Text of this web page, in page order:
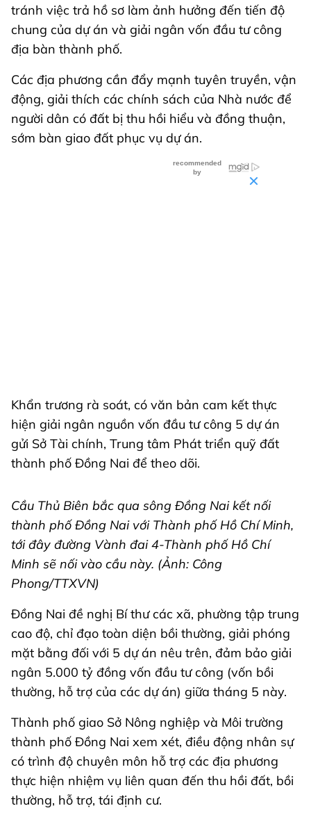
tránh việc trả hồ sơ làm ảnh hưởng đến tiến độ
chung của dự án và giải ngân vốn đầu tư công
địa bàn thành phố.
Các địa phương cần đẩy mạnh tuyên truyền, vận
động, giải thích các chính sách của Nhà nước để
người dân có đất bị thu hồi hiểu và đồng thuận,
sớm bàn giao đất phục vụ dự án.
Khẩn trương rà soát, có văn bản cam kết thực
hiện giải ngân nguồn vốn đầu tư công 5 dự án
gửi Sở Tài chính, Trung tâm Phát triển quỹ đất
thành phố Đồng Nai để theo dõi.
Cầu Thủ Biên bắc qua sông Đồng Nai kết nối
thành phố Đồng Nai với Thành phố Hồ Chí Minh,
tới đây đường Vành đai 4-Thành phố Hồ Chí
Minh sẽ nối vào cầu này. (Ảnh: Công
Phong/TTXVN)
Đồng Nai đề nghị Bí thư các xã, phường tập trung
cao độ, chỉ đạo toàn diện bồi thường, giải phóng
mặt bằng đối với 5 dự án nêu trên, đảm bảo giải
ngân 5.000 tỷ đồng vốn đầu tư công (vốn bồi
thường, hỗ trợ của các dự án) giữa tháng 5 này.
Thành phố giao Sở Nông nghiệp và Môi trường
thành phố Đồng Nai xem xét, điều động nhân sự
có trình độ chuyên môn hỗ trợ các địa phương
thực hiện nhiệm vụ liên quan đến thu hồi đất, bồi
thường, hỗ trợ, tái định cư.